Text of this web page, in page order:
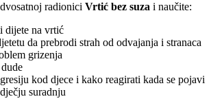
radionici Vrtić bez suza i naučite:
dijete na vrtić
da prebrodi strah od odvajanja i stranaca
grizenja
kod djece i kako reagirati kada se pojavi
suradnju